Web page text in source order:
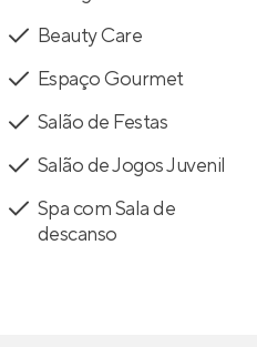
Beauty Care
Espaço Gourmet
Salão de Festas
Salão de Jogos Juvenil
Spa com Sala de
descanso